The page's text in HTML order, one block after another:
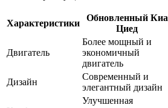
Характеристики
Обновленный Киа
Циед
Двигатель
Более мощный и
экономичный
двигатель
Дизайн
Современный и
элегантный дизайн
Улучшенная